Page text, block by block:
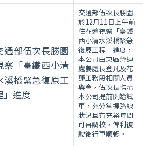
通部伍次長勝園
察「臺鐵西小清
溪橋緊急復原工
」進度
交通部伍次長勝園
於12月11日上午前
往花蓮視察「臺鐵
西小清水溪橋緊急
復原工程」進度，
本公司由東區營運
處姜處長登凡及花
蓮工務段相關人員
與會，伍次長指示
本公司提前開始試
車，充分掌握路線
狀況且有充裕時間
可再調校，俾利復
駛後行車順暢。